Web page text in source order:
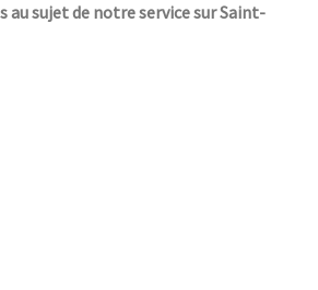
au sujet de notre service sur Saint-